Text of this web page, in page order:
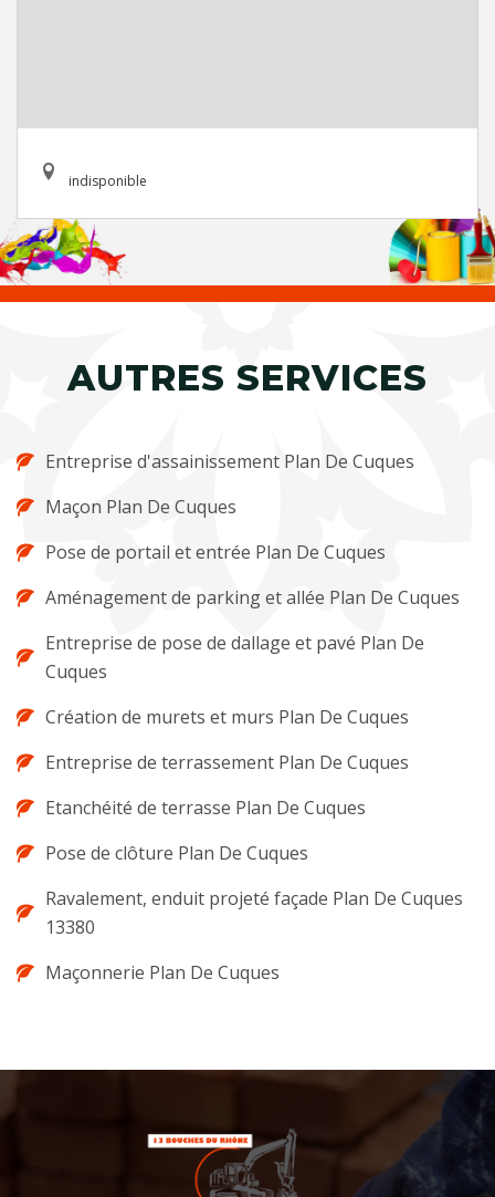
indisponible
AUTRES SERVICES
Entreprise d'assainissement Plan De Cuques
Maçon Plan De Cuques
Pose de portail et entrée Plan De Cuques
Aménagement de parking et allée Plan De Cuques
Entreprise de pose de dallage et pavé Plan De
Cuques
Création de murets et murs Plan De Cuques
Entreprise de terrassement Plan De Cuques
Etanchéité de terrasse Plan De Cuques
Pose de clôture Plan De Cuques
Ravalement, enduit projeté façade Plan De Cuques
13380
Maçonnerie Plan De Cuques